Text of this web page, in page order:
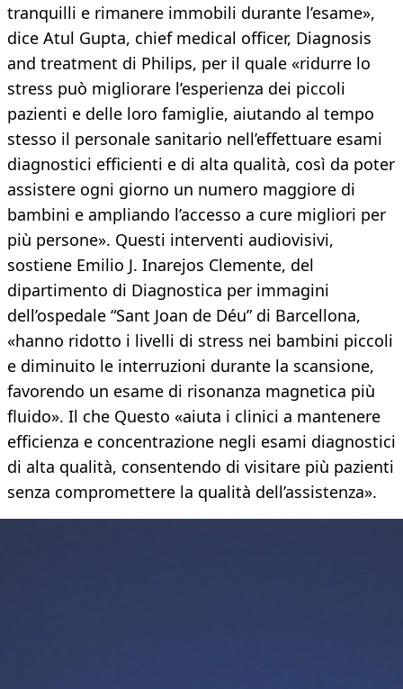
tranquilli e rimanere immobili durante l’esame»,
dice Atul Gupta, chief medical officer, Diagnosis
and treatment di Philips, per il quale «ridurre lo
stress può migliorare l’esperienza dei piccoli
pazienti e delle loro famiglie, aiutando al tempo
stesso il personale sanitario nell’effettuare esami
diagnostici efficienti e di alta qualità, così da poter
assistere ogni giorno un numero maggiore di
bambini e ampliando l’accesso a cure migliori per
più persone». Questi interventi audiovisivi,
sostiene Emilio J. Inarejos Clemente, del
dipartimento di Diagnostica per immagini
dell’ospedale “Sant Joan de Déu” di Barcellona,
«hanno ridotto i livelli di stress nei bambini piccoli
e diminuito le interruzioni durante la scansione,
favorendo un esame di risonanza magnetica più
fluido». Il che Questo «aiuta i clinici a mantenere
efficienza e concentrazione negli esami diagnostici
di alta qualità, consentendo di visitare più pazienti
senza compromettere la qualità dell’assistenza».